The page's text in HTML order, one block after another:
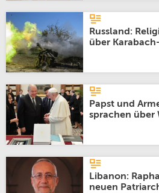
Russland:
über
Papst und
sprachen über
Libanon:
neuen